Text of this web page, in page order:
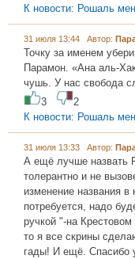
К новости: Рошаль
31 июля 13:44 Автор:
Точку за именем
Парамон. «Ана аль-
чушь. У нас свобода
3
2
К новости: Рошаль
31 июля 13:33 Автор:
А ещё лучше назвать
толерантно и не
изменение названия
потребуется, надо
ручкой "-на
то я все скрины
гады! И ещё. Спасибо